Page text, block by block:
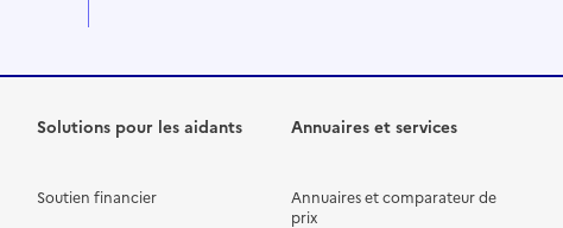
Solutions pour les aidants
Soutien financier
Annuaires et services
Annuaires et comparateur de
prix